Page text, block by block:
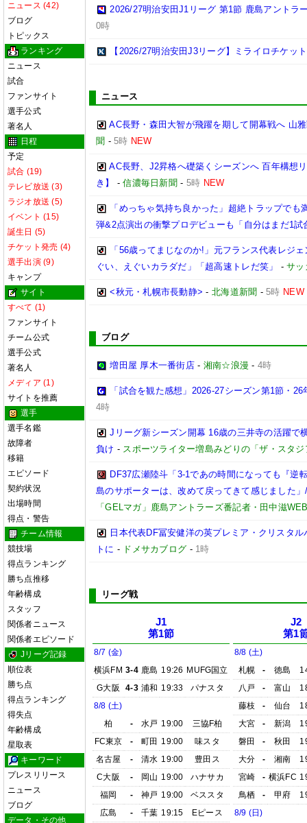
ニュース (42)
ブログ
トピックス
ランキング
ニュース
試合
ファンサイト
選手公式
著名人
日程
予定
試合 (19)
テレビ放送 (3)
ラジオ放送 (5)
イベント (15)
誕生日 (5)
チケット発売 (4)
選手出演 (9)
キャンプ
サイト
すべて (1)
ファンサイト
チーム公式
選手公式
著名人
メディア (1)
サイトを推薦
選手
選手名鑑
故障者
移籍
エピソード
契約状況
出場時間
得点・警告
チーム情報
競技場
得点ランキング
勝ち点推移
年齢構成
スタッフ
関係者ニュース
関係者エピソード
Jリーグ記録
順位表
勝ち点
得点ランキング
得失点
年齢構成
星取表
キーワード
プレスリリース
ニュース
ブログ
データ・その他
2026/27明治安田J1リーグ 第1節 鹿島アントラ
0時
【2026/27明治安田J3リーグ】ミライロチケッ
ニュース
AC長野・森田大智が飛躍を期して開幕戦へ 山
聞 -5時 NEW
AC長野、J2昇格へ礎築くシーズンへ 百年構想
き】 -信濃毎日新聞 - 5時 NEW
「めっちゃ気持ち良かった」超絶トラップで
弾&2点演出の衝撃プロデビューも「自分はまだ1試
「56歳ってまじなのか!」元フランス代表レジ
ぐい、えぐいカラダだ」「超高速トレだ笑」
-サッ
<秋元・札幌市長動静> -北海道新聞 -5時 NEW
ブログ
増田屋 厚木一番街店- 湘南☆浪漫 - 4時
「試合を観た感想」2026-27シーズン第1節・
4時
Jリーグ新シーズン開幕 16歳の三井寺の活躍で
負け - スポーツライター増島みどりの「ザ・スタジ
DF37広瀬陸斗「3-1であの時間になっても『逆
島のサポーターは、改めて戻ってきて感じました
「GELマガ」鹿島アントラーズ番記者・田中滋
日本代表DF冨安健洋の英プレミア・クリスタ
トに - ドメサカブログ - 1時
リーグ戦
J1
第1節
8/7 (金)
横浜FM 3-4 鹿島 19:26 MUFG国立
G大阪
4-3 浦和 19:33
パナスタ
8/8 (土)
柏
- 水戸 19:00
三協F柏
FC東京
- 町田 19:00
味スタ
名古屋
- 清水 19:00
豊田ス
C大阪
- 岡山 19:00
ハナサカ
福岡
- 神戸 19:00
ベススタ
広島
- 千葉 19:15
Eピース
J2
第1
8/8 (土)
札幌
- 徳島
八戸
- 富山
藤枝
- 仙台
大宮
- 新潟
磐田
- 秋田
大分
- 湘南
宮崎
- 横浜FC
鳥栖
- 甲府
8/9 (日)